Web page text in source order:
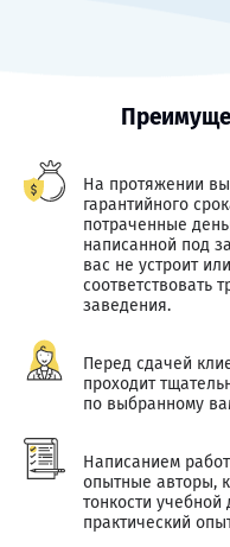
На протяжении
гарантийного
потраченные
написанной под
вас не устроит
соответствовать
заведения.
Перед сдачей
проходит
по выбранному
Написанием
опытные авторы,
тонкости
практический